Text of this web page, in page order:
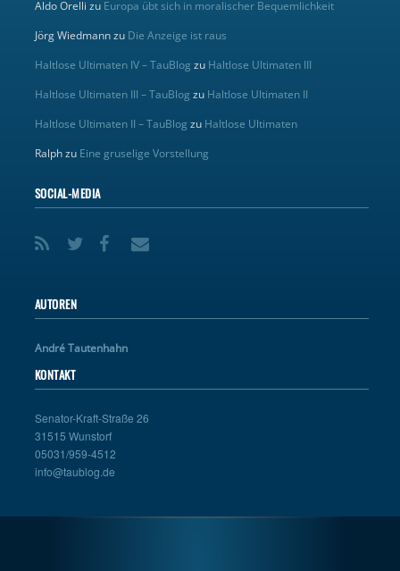
Aldo Orelli zu Europa übt sich in moralischer Bequemlichkeit
Jörg Wiedmannzu Die Anzeige ist raus
Haltlose Ultimaten IV – TauBlog zu Haltlose Ultimaten III
Haltlose Ultimaten III – TauBlog zu Haltlose Ultimaten II
Haltlose Ultimaten II – TauBlog zu Haltlose Ultimaten
Ralphzu Eine gruselige Vorstellung
SOCIAL-MEDIA
AUTOREN
André Tautenhahn
KONTAKT
Senator-Kraft-Straße 26
31515 Wunstorf
05031/959-4512
info@taublog.de